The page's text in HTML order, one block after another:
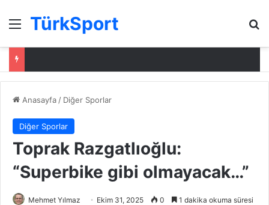
Menü
TürkSport
Anasayfa / Diğer Sporlar
Diğer Sporlar
Toprak Razgatlıoğlu:
“Superbike gibi olmayacak…”
Mehmet Yılmaz Ekim 31, 2025 0 1 dakika okuma süresi